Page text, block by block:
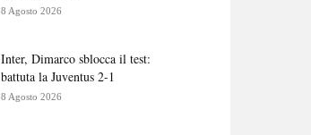
8 Agosto 2026
Inter, Dimarco sblocca il test:
battuta la Juventus 2-1
8 Agosto 2026